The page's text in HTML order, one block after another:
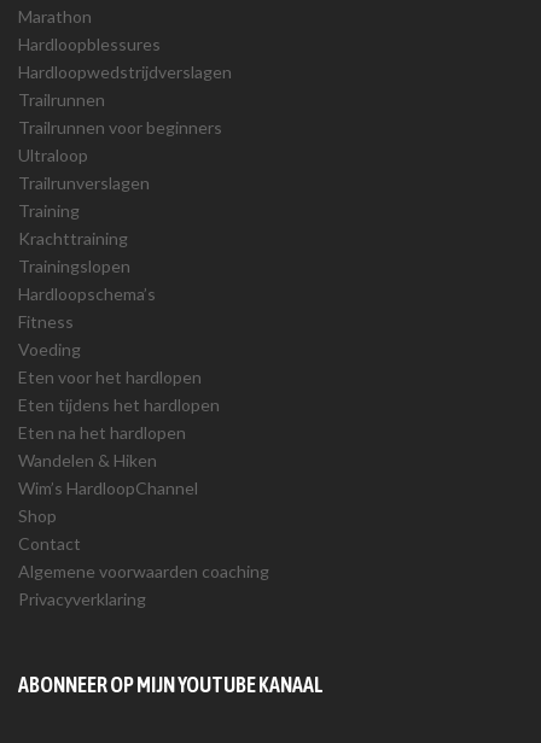
Marathon
Hardloopblessures
Hardloopwedstrijdverslagen
Trailrunnen
Trailrunnen voor beginners
Ultraloop
Trailrunverslagen
Training
Krachttraining
Trainingslopen
Hardloopschema’s
Fitness
Voeding
Eten voor het hardlopen
Eten tijdens het hardlopen
Eten na het hardlopen
Wandelen & Hiken
Wim’s HardloopChannel
Shop
Contact
Algemene voorwaarden coaching
Privacyverklaring
ABONNEER OP MIJN YOUTUBE KANAAL